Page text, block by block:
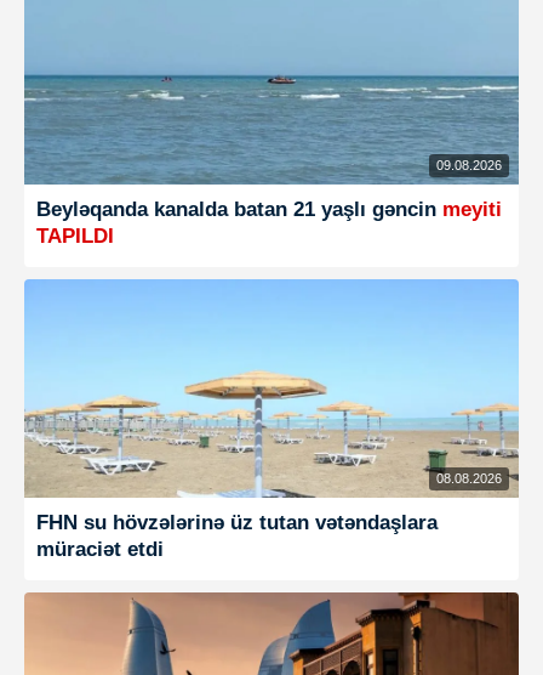
09.08.2026
Beyləqanda kanalda batan 21 yaşlı gəncin meyiti
TAPILDI
08.08.2026
FHN su hövzələrinə üz tutan vətəndaşlara
müraciət etdi